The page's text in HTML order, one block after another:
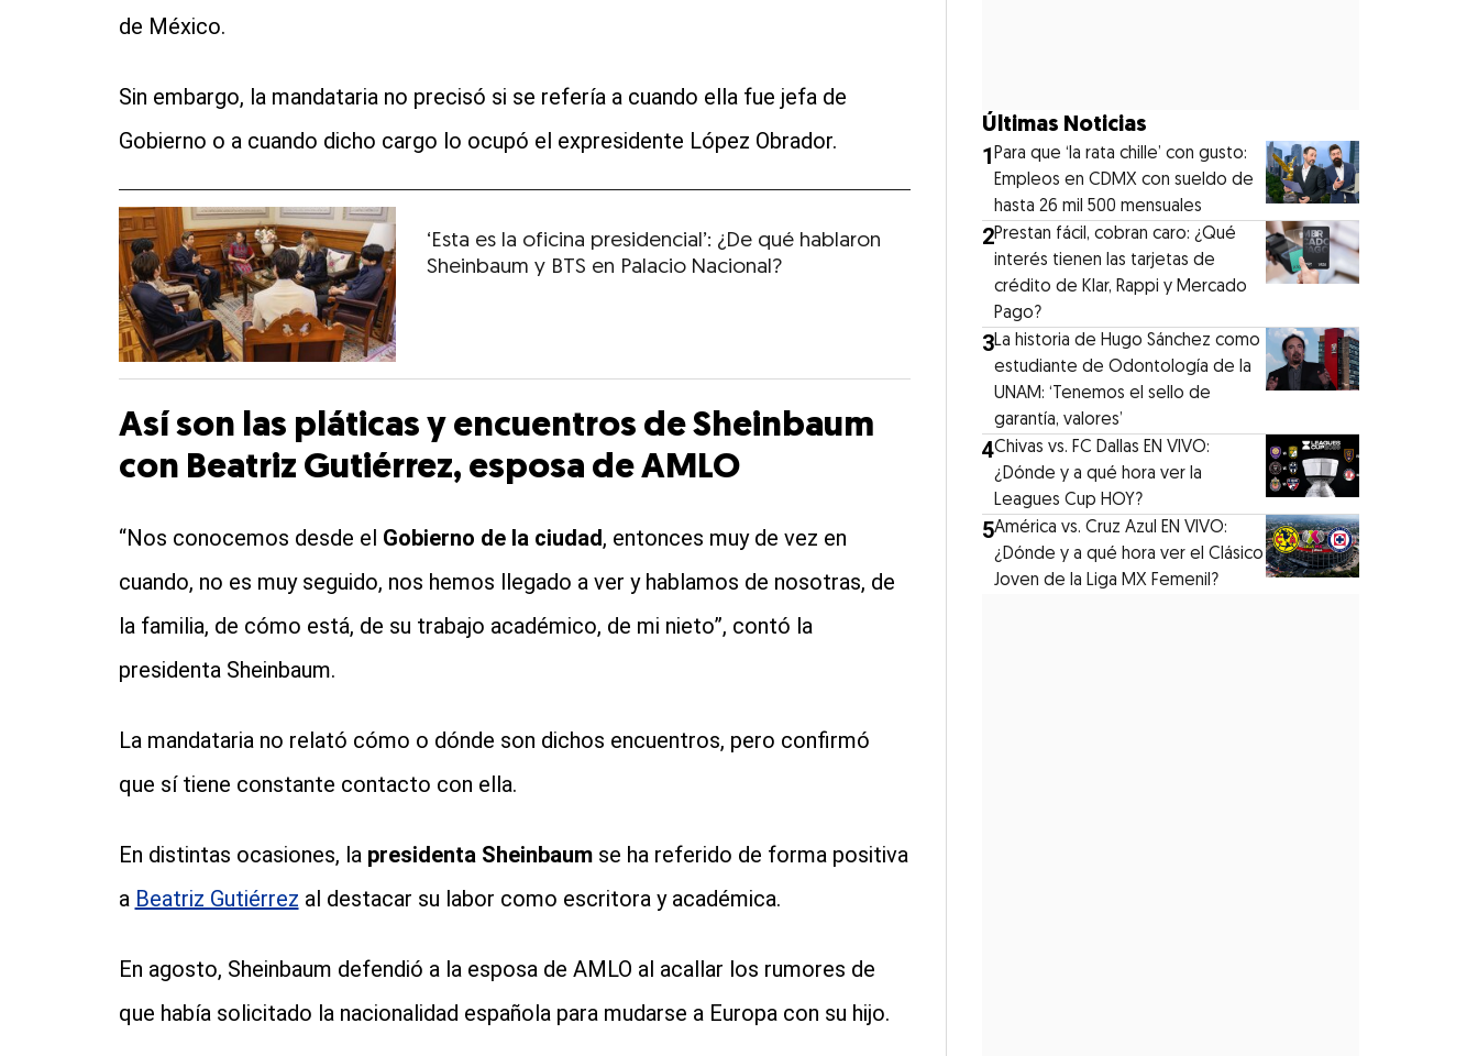
de México.
Sin embargo, la mandataria no precisó si se refería a cuando ella fue jefa de
Gobierno o a cuando dicho cargo lo ocupó el expresidente López Obrador.
‘Esta es la oficina presidencial’: ¿De qué hablaron
Sheinbaum y BTS en Palacio Nacional?
Así son las pláticas y encuentros de Sheinbaum
con Beatriz Gutiérrez, esposa de AMLO
“Nos conocemos desde el Gobierno de la ciudad, entonces muy de vez en
cuando, no es muy seguido, nos hemos llegado a ver y hablamos de nosotras, de
la familia, de cómo está, de su trabajo académico, de mi nieto”, contó la
presidenta Sheinbaum.
La mandataria no relató cómo o dónde son dichos encuentros, pero confirmó
que sí tiene constante contacto con ella.
En distintas ocasiones, la presidenta Sheinbaumse ha referido de forma positiva
a Beatriz Gutiérrez al destacar su labor como escritora y académica.
En agosto, Sheinbaum defendió a la esposa de AMLO al acallar los rumores de
que había solicitado la nacionalidad española para mudarse a Europa con su hijo.
Últimas Noticias
1Para que ‘la rata chille’ con gusto:
Empleos en CDMX con sueldo de
hasta 26 mil 500 mensuales
2Prestan fácil, cobran caro: ¿Qué
interés tienen las tarjetas de
crédito de Klar, Rappi y Mercado
Pago?
3La historia de Hugo Sánchez como
estudiante de Odontología de la
UNAM: ‘Tenemos el sello de
garantía, valores’
4Chivas vs. FC Dallas EN VIVO:
¿Dónde y a qué hora ver la
Leagues Cup HOY?
5América vs. Cruz Azul EN VIVO:
¿Dónde y a qué hora ver el Clásico
Joven de la Liga MX Femenil?